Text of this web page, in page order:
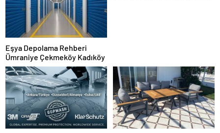
Eşya Depolama Rehberi
Ümraniye Çekmeköy Kadıköy